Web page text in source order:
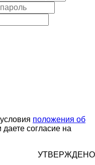
положения об
даете согласие на
УТВЕРЖДЕНО